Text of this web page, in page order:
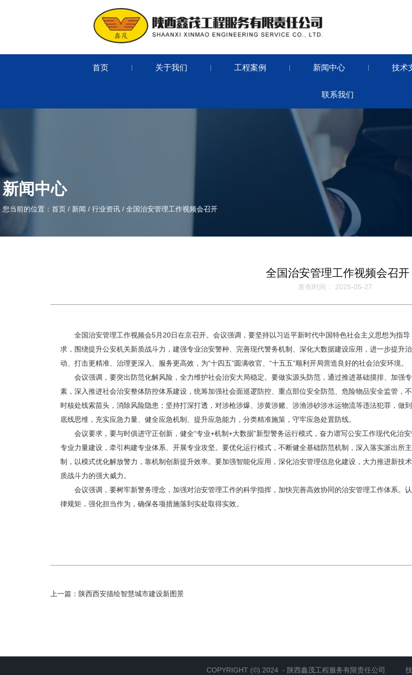
首页 关于我们 工程案例 新闻中心 技术
联系我们
新闻中心
您当前的位置：首页 / 新闻 / 行业资讯 / 全国治安管理工作视频会召开
全国治安管理工作视频会召开
发布时间： 2025-05-27
全国治安管理工作视频会5月20日在京召开。会议强调，要坚持以习近平新时代中国特色社会主义思想为指导
求，围绕提升公安机关新质战斗力，建强专业治安警种、完善现代警务机制、深化大数据建设应用，进一步提升
动、打击更精准、治理更深入、服务更高效，为“十四五”圆满收官、“十五五”顺利开局营造良好的社会治安环境。
会议强调，要突出防范化解风险，全力维护社会治安大局稳定。要做实源头防范，通过推进基础摸排、加强
素，深入推进社会治安整体防控体系建设，统筹加强社会面巡逻防控、重点部位安全防范、危险物品安全监管，
时核处线索苗头，消除风险隐患；坚持打深打透，对涉枪涉爆、涉黄涉赌、涉渔涉砂涉水运物流等违法犯罪，做
底线思维，充实应急力量、健全应急机制、提升应急能力，分类精准施策，守牢应急处置防线。
会议要求，要与时俱进守正创新，健全“专业+机制+大数据”新型警务运行模式，奋力谱写公安工作现代化治
专业力量建设，牵引构建专业体系、开展专业攻坚。要优化运行模式，不断健全基础防范机制，深入落实派出所
制，以模式优化解放警力，靠机制创新提升效率。要加强智能化应用，深化治安管理信息化建设，大力推进新技
质战斗力的强大威力。
会议强调，要树牢新警务理念，加强对治安管理工作的科学指挥，加快完善高效协同的治安管理工作体系。
律规矩，强化担当作为，确保各项措施落到实处取得实效。
上一篇： 陕西西安描绘智慧城市建设新图景
COPYRIGHT (©) 2024 - 陕西鑫茂工程服务有限责任公司 技